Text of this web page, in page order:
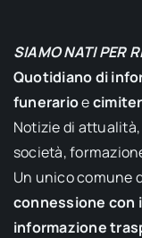
SIAMO NATI PER
Quotidiano di
funerarioe
Notizie di
società,
Un unico comune
connessione con
informazione